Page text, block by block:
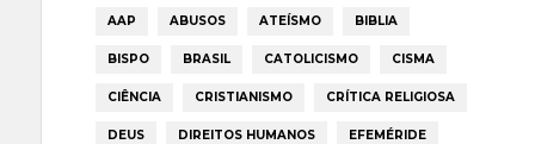
AAP ABUSOS ATEÍSMO BIBLIA
BISPO BRASIL CATOLICISMO CISMA
CIÊNCIA CRISTIANISMO CRÍTICA RELIGIOSA
DEUS DIREITOS HUMANOS EFEMÉRIDE